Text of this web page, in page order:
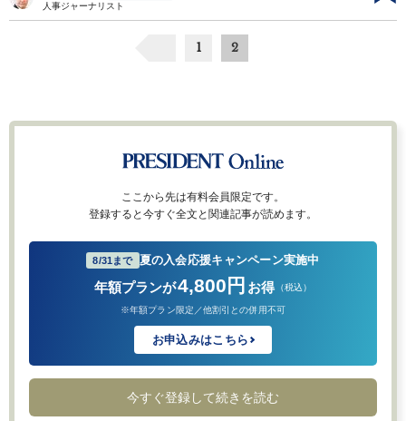
人事ジャーナリスト
1 2
ここから先は有料会員限定です。
登録すると今すぐ全文と関連記事が読めます。
8/31まで 夏の入会応援キャンペーン実施中
年額プランが4,800円 お得 （税込）
※年額プラン限定／他割引との併用不可
お申込みはこちら
今すぐ登録して続きを読む